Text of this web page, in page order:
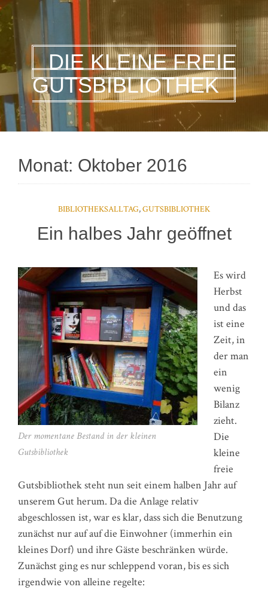
DIE KLEINE FREIE
GUTSBIBLIOTHEK
Monat: Oktober 2016
BIBLIOTHEKSALLTAG,GUTSBIBLIOTHEK
Ein halbes Jahr geöffnet
Der momentane Bestand in der kleinen
Gutsbibliothek
Es wird
Herbst
und das
ist eine
Zeit, in
der man
ein
wenig
Bilanz
zieht.
Die
kleine
freie
Gutsbibliothek steht nun seit einem halben Jahr auf
unserem Gut herum. Da die Anlage relativ
abgeschlossen ist, war es klar, dass sich die Benutzung
zunächst nur auf auf die Einwohner (immerhin ein
kleines Dorf) und ihre Gäste beschränken würde.
Zunächst ging es nur schleppend voran, bis es sich
irgendwie von alleine regelte: